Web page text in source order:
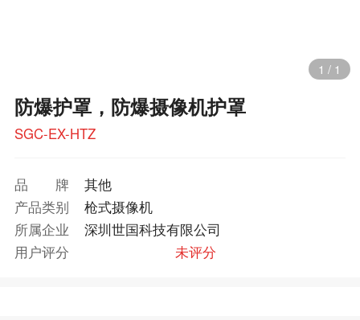
1 / 1
防爆护罩，防爆摄像机护罩
SGC-EX-HTZ
品牌
其他
产品类别
枪式摄像机
所属企业
深圳世国科技有限公司
用户评分
未评分